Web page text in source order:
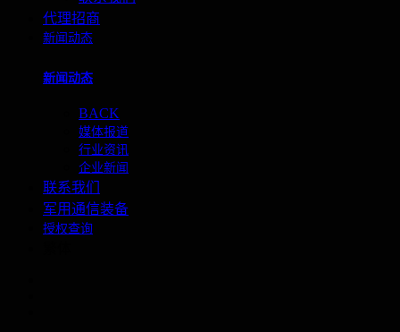
代理招商
新闻动态
新闻动态
BACK
媒体报道
行业资讯
企业新闻
联系我们
军用通信装备
授权查询